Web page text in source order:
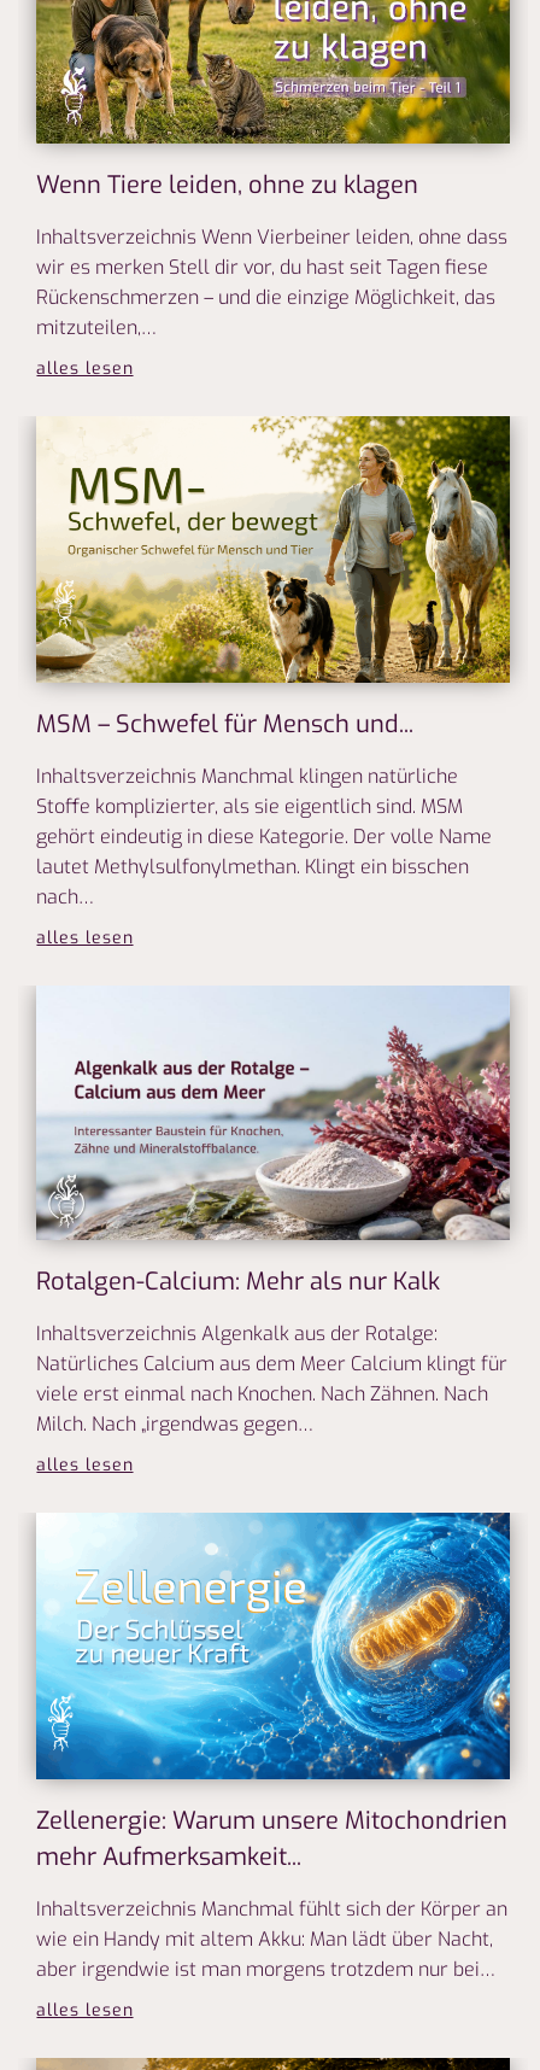
Wenn Tiere leiden, ohne zu klagen
Inhaltsverzeichnis Wenn Vierbeiner leiden, ohne dass
wir es merken Stell dir vor, du hast seit Tagen fiese
Rückenschmerzen – und die einzige Möglichkeit, das
mitzuteilen,…
alles lesen
MSM – Schwefel für Mensch und...
Inhaltsverzeichnis Manchmal klingen natürliche
Stoffe komplizierter, als sie eigentlich sind. MSM
gehört eindeutig in diese Kategorie. Der volle Name
lautet Methylsulfonylmethan. Klingt ein bisschen
nach…
alles lesen
Rotalgen-Calcium: Mehr als nur Kalk
Inhaltsverzeichnis Algenkalk aus der Rotalge:
Natürliches Calcium aus dem Meer Calcium klingt für
viele erst einmal nach Knochen. Nach Zähnen. Nach
Milch. Nach „irgendwas gegen…
alles lesen
Zellenergie: Warum unsere Mitochondrien
mehr Aufmerksamkeit...
Inhaltsverzeichnis Manchmal fühlt sich der Körper an
wie ein Handy mit altem Akku: Man lädt über Nacht,
aber irgendwie ist man morgens trotzdem nur bei…
alles lesen